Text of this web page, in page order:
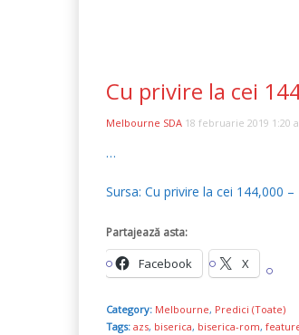
Cu privire la cei
Melbourne SDA 18 februarie 2019 1:20
…
Sursa: Cu privire la cei 144,000
Partajează asta:
Facebook X
Category: Melbourne, Predici (Toate)
Tags: azs, biserica, biserica-rom,